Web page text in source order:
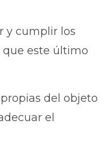
y cumplir los
que este último
del objeto
el